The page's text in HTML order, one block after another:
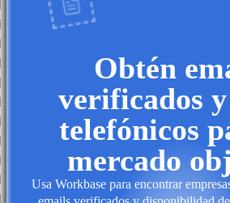
Obtén
verificados
telefónicos
mercado
Usa Workbase para encontrar